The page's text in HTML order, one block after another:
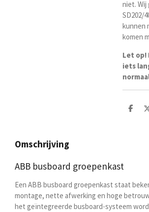
niet. Wij
SD202/
kunnen
komen
Let op!
iets
D
Omschrijving
ABB busboard groepenkast
Een ABB busboard groepenkast staat
montage, nette afwerking en hoge
het geïntegreerde busboard-systeem